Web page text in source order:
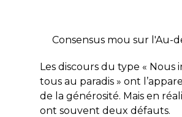
Consensus mou sur l'Au-
Les discours du type « Nous
tous au paradis » ont
de la générosité. Mais en
ont souvent deux défauts.